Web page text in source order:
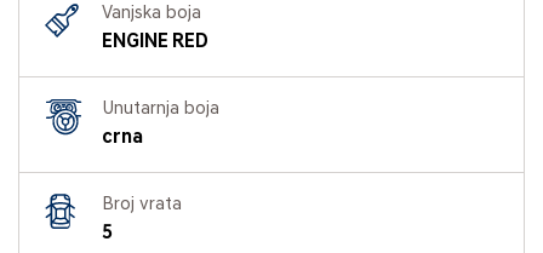
Vanjska boja
ENGINE RED
Unutarnja boja
crna
Broj vrata
5